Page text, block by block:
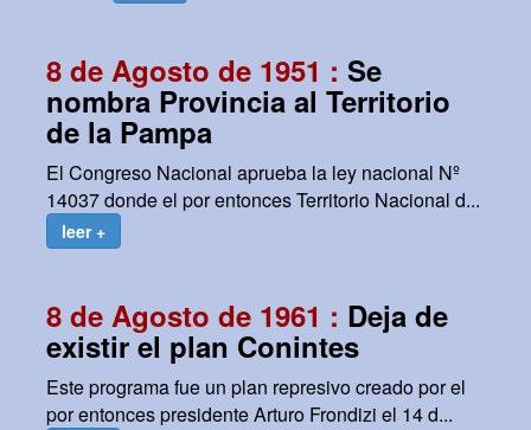
8 de Agosto de 1951 : Se
nombra Provincia al Territorio
de la Pampa
El Congreso Nacional aprueba la ley nacional Nº
14037 donde el por entonces Territorio Nacional d...
leer +
8 de Agosto de 1961 : Deja de
existir el plan Conintes
Este programa fue un plan represivo creado por el
por entonces presidente Arturo Frondizi el 14 d...